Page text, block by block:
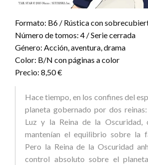
Formato: B6 / Rústica con
Número de tomos: 4 / Serie cerrada
Género: Acción, aventura, drama
Color: B/N con páginas a color
Precio: 8,50 €
Hace tiempo, en los confines del
planeta gobernado por dos
Luz y la Reina de la Oscuridad,
mantenían el equilibrio sobre la
Pero la Reina de la Oscuridad
control absoluto sobre el